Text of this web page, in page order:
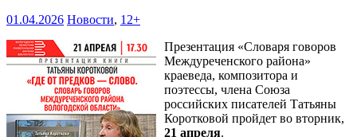
01.04.2026 Новости, 12+
Презентация «Словаря говоров
Междуреченского района»
краеведа, композитора и
поэтессы, члена Союза
российских писателей Татьяны
Коротковой пройдет во вторник,
21 апреля.